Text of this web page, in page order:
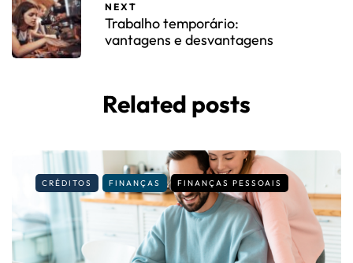
NEXT
Trabalho temporário:
vantagens e desvantagens
Related posts
CRÉDITOS FINANÇAS FINANÇAS PESSOAIS